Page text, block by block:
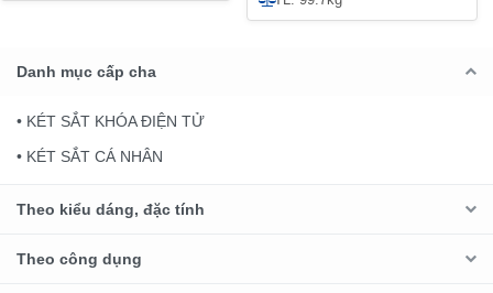
Danh mục cấp cha
• KÉT SẮT KHÓA ĐIỆN TỬ
• KÉT SẮT CÁ NHÂN
Theo kiểu dáng, đặc tính
Theo công dụng